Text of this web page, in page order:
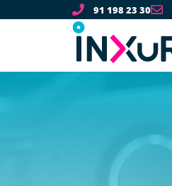
91 198 23 30